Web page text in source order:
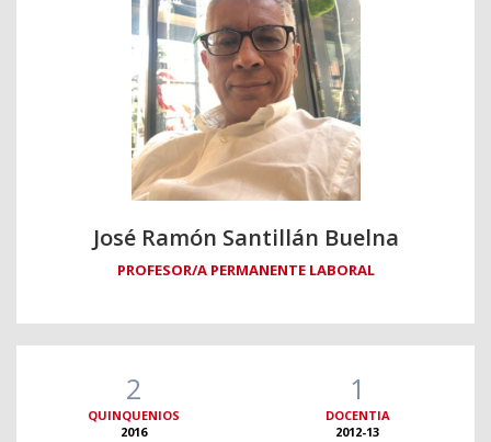
José Ramón Santillán Buelna
PROFESOR/A PERMANENTE LABORAL
2
QUINQUENIOS
2016
1
DOCENTIA
2012-13